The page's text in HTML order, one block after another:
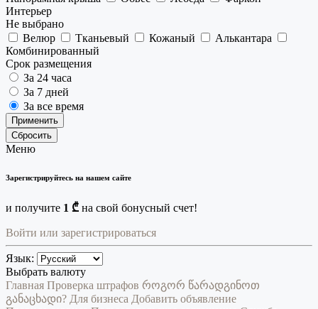
Интерьер
Не выбрано
Велюр
Тканьевый Кожаный
Алькантара
Комбинированный
Срок размещения
За 24 часа
За 7 дней
За все время
Применить
Сбросить
Меню
Зарегистрируйтесь на нашем сайте
и получите 1 ₾ на свой бонусный счет!
Войти или зарегистрироваться
Язык:
Выбрать валюту
Главная Проверка штрафов როგორ წარადგინოთ
განაცხადი? Для бизнеса Добавить объявление